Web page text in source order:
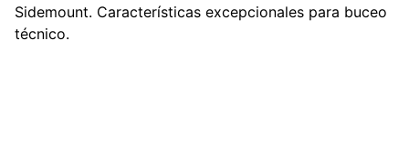
Sidemount. Características excepcionales para buceo
técnico.